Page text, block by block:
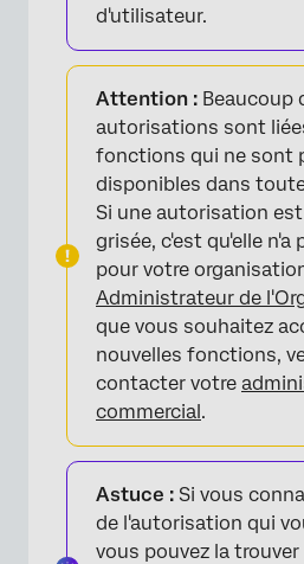
d'utilisateur.
Attention : Beaucoup
autorisations sont
fonctions qui ne sont
disponibles dans
Si une autorisation
grisée, c'est qu'elle n'a
pour votre
Administrateur de
que vous souhaitez
nouvelles fonctions,
contacter votre
commercial.
Astuce : Si vous
de l'autorisation qui
vous pouvez la